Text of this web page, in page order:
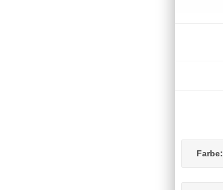
Farbe: